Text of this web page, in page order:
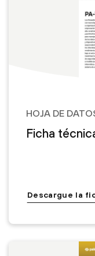
HOJA DE
Ficha
Descargue la